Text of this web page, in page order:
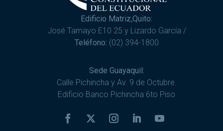
Edificio Matriz,Quito:
José Tamayo E10 25 y Lizardo García /
Teléfono: (02) 394-1800
Sede Guayaquil:
Calle Pichincha y Av. 9 de Octubre.
Edificio Banco Pichincha 6to Piso